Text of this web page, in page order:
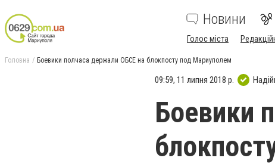
Новини
Голос міста
Головна Боевики полчаса держали ОБСЕ на блокпосту под Мариуполем
09:59, 11 липня 2018 р.
Боевики